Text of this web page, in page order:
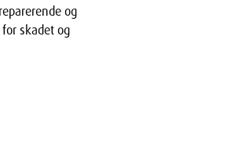
og
skadet og